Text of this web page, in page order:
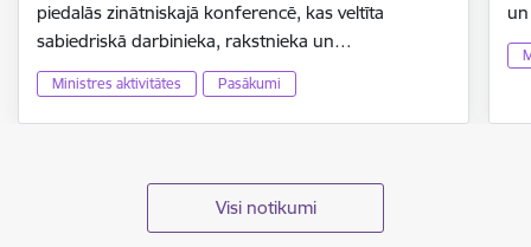
piedalās zinātniskajā konferencē, kas veltīta
sabiedriskā darbinieka, rakstnieka un…
Ministres aktivitātes Pasākumi
Visi notikumi